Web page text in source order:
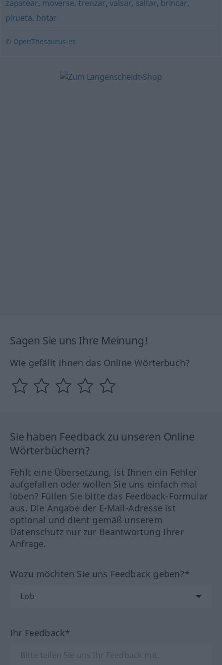
zapatear, moverse,trenzar,valsar, saltar, brincar,
pirueta, botar
© OpenThesaurus-es
Sagen Sie uns Ihre Meinung!
Wie gefällt Ihnen das Online Wörterbuch?
Sie haben Feedback zu unseren Online
Wörterbüchern?
Fehlt eine Übersetzung, ist Ihnen ein Fehler
aufgefallen oder wollen Sie uns einfach mal
loben? Füllen Sie bitte das Feedback-Formular
aus. Die Angabe der E-Mail-Adresse ist
optional und dient gemäß unserem
Datenschutz nur zur Beantwortung Ihrer
Anfrage.
Wozu möchten Sie uns Feedback geben?*
Ihr Feedback*